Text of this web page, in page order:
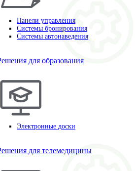
Панели управления
Системы бронирования
Системы автонаведения
для образования
Электронные доски
для телемедицины